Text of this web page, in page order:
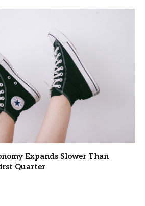
Expands Slower Than
Quarter